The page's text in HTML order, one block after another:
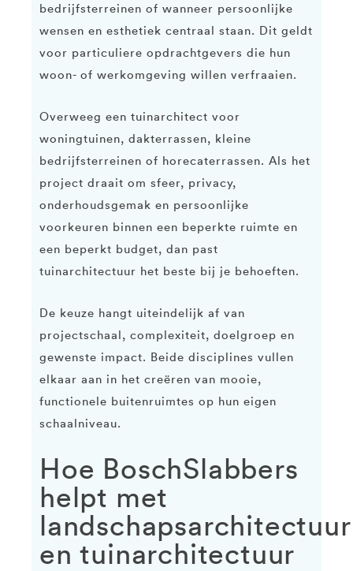
bedrijfsterreinen of wanneer persoonlijke
wensen en esthetiek centraal staan. Dit geldt
voor particuliere opdrachtgevers die hun
woon- of werkomgeving willen verfraaien.
Overweeg een tuinarchitect voor
woningtuinen, dakterrassen, kleine
bedrijfsterreinen of horecaterrassen. Als het
project draait om sfeer, privacy,
onderhoudsgemak en persoonlijke
voorkeuren binnen een beperkte ruimte en
een beperkt budget, dan past
tuinarchitectuur het beste bij je behoeften.
De keuze hangt uiteindelijk af van
projectschaal, complexiteit, doelgroep en
gewenste impact. Beide disciplines vullen
elkaar aan in het creëren van mooie,
functionele buitenruimtes op hun eigen
schaalniveau.
Hoe BoschSlabbers
helpt met
landschapsarchitectuur
en tuinarchitectuur